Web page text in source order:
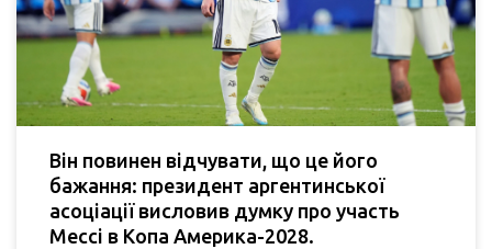
Він повинен відчувати, що це його
бажання: президент аргентинської
асоціації висловив думку про участь
Мессі в Копа Америка-2028.